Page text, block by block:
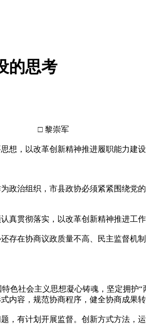
的思考
□ 黎崇军
，以改革创新精神推进履职能力建设
治组织，市县政协必须紧紧围绕党
贯彻落实，以改革创新精神推进工作
在协商议政质量不高、民主监督机
社会主义思想凝心铸魂，坚定拥护“
内容，规范协商程序，健全协商成果转
有计划开展监督。创新方式方法，